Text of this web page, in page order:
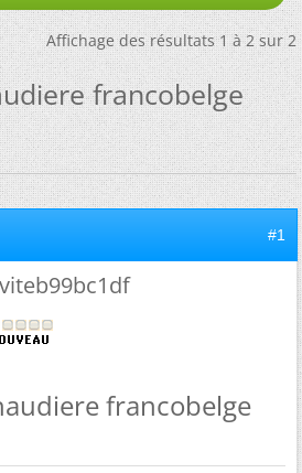
Affichage des résultats 1 à 2 sur 2
francobelge
#1
francobelge